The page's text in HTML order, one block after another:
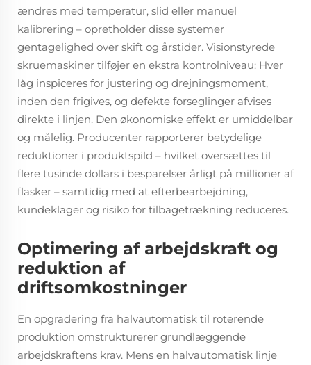
ændres med temperatur, slid eller manuel
kalibrering – opretholder disse systemer
gentagelighed over skift og årstider. Visionstyrede
skruemaskiner tilføjer en ekstra kontrolniveau: Hver
låg inspiceres for justering og drejningsmoment,
inden den frigives, og defekte forseglinger afvises
direkte i linjen. Den økonomiske effekt er umiddelbar
og målelig. Producenter rapporterer betydelige
reduktioner i produktspild – hvilket oversættes til
flere tusinde dollars i besparelser årligt på millioner af
flasker – samtidig med at efterbearbejdning,
kundeklager og risiko for tilbagetrækning reduceres.
Optimering af arbejdskraft og
reduktion af
driftsomkostninger
En opgradering fra halvautomatisk til roterende
produktion omstrukturerer grundlæggende
arbejdskraftens krav. Mens en halvautomatisk linje